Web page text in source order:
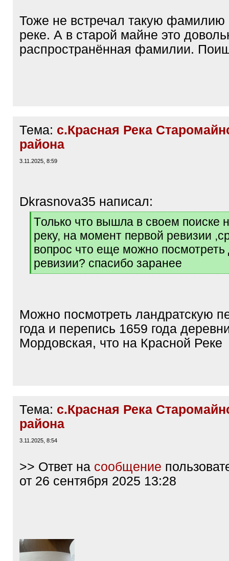
]
Тоже не встречал такую фамилию
реке. А в старой майне это
распространённая фамилии.
Тема: с.Красная Река
района
3.11.2025, 8:59
Dkrasnova35 написал:
[
q
]
Tолько что вышла в своем поиске
рекy, на момент первой ревизии
вопрос что еще можно посмотреть
ревизии? спасибо заранее
[
Можно посмотреть ландратскую
года и перепись 1659 года
Мордовская, что на Красной Реке
Тема: с.Красная Река
района
3.11.2025, 8:54
>> Ответ на сообщение
от 26 сентября 2025 13:28